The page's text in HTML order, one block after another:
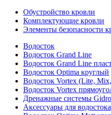
Обустройство кровли
Комплектующие кровли
Элементы безопасности
Водосток
Водосток Grand Line
Водосток Grand Line
Водосток Optima круглый
Водосток Vortex (Lite,
Водосток Vortex
Дренажные системы
Аксессуары для водостока